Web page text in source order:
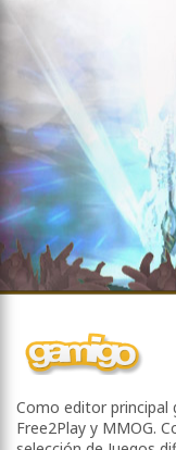
Como editor principal
Free2Play y MMOG.